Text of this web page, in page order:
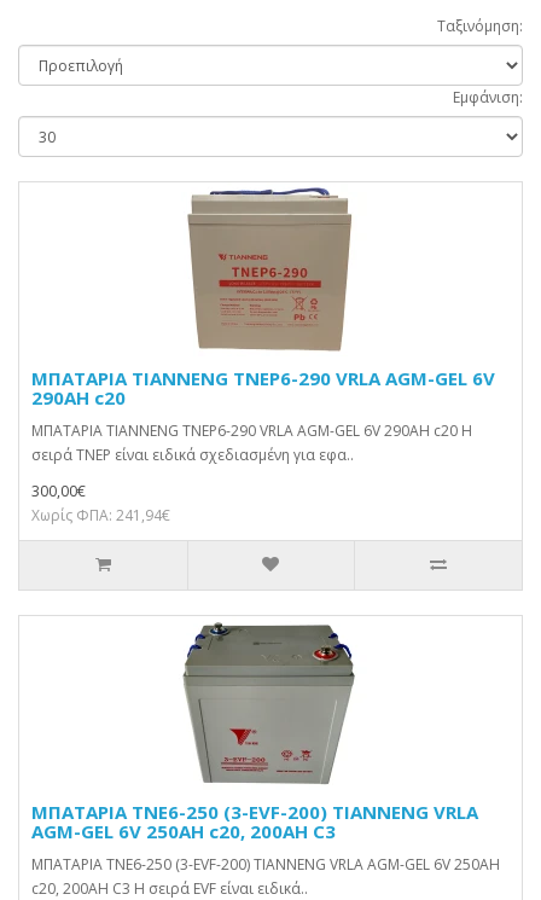
Ταξινόμηση:
Εμφάνιση:
ΜΠΑΤΑΡΙΑ TIANNENG TNEP6-290 VRLA AGM-GEL 6V
290AH c20
ΜΠΑΤΑΡΙΑ TIANNENG TNEP6-290 VRLA AGM-GEL 6V 290AH c20 Η
σειρά TNEP είναι ειδικά σχεδιασμένη για εφα..
300,00€
Χωρίς ΦΠΑ: 241,94€
ΜΠΑΤΑΡΙΑ TNE6-250 (3-EVF-200) TIANNENG VRLA
AGM-GEL 6V 250AH c20, 200AH C3
ΜΠΑΤΑΡΙΑ TNE6-250 (3-EVF-200) TIANNENG VRLA AGM-GEL 6V 250AH
c20, 200AH C3 Η σειρά EVF είναι ειδικά..